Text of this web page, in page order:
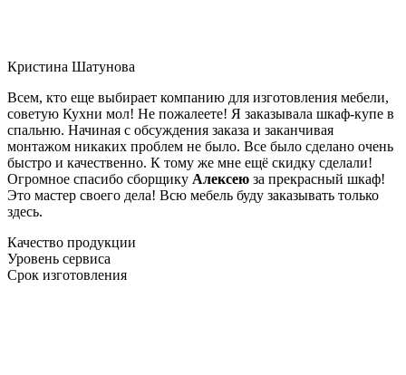
Кристина Шатунова
Всем, кто еще выбирает компанию для изготовления мебели,
советую Кухни мол! Не пожалеете! Я заказывала шкаф-купе в
спальню. Начиная с обсуждения заказа и заканчивая
монтажом никаких проблем не было. Все было сделано очень
быстро и качественно. К тому же мне ещё скидку сделали!
Огромное спасибо сборщику Алексею за прекрасный шкаф!
Это мастер своего дела! Всю мебель буду заказывать только
здесь.
Качество продукции
Уровень сервиса
Срок изготовления